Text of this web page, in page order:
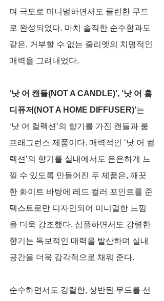
며 극도로 미니멀하면서도 클린한 무드
로 완성되었다. 마치 솔직한 순수함과도
같은, 거부할 수 없는 줄리엣의 치명적인
매력을 그려내었다.
‘낫 어 캔들(NOT A CANDLE)’, ‘낫 어 홈
디퓨저(NOT A HOME DIFFUSER)’는
‘낫 어 컬렉션’의 향기를 가진 캔들과 룸
프래그런스 제품이다. 매력적인 ‘낫 어 컬
렉션’의 향기를 실내에서도 은은하게 느
낄 수 있도록 만들어진 두 제품은, 깨끗
한 화이트 바탕에 레드 컬러 포인트를 준
텍스트로만 디자인되어 미니멀한 느낌
을 더욱 강조했다. 심플하면서도 강렬한
향기는 독보적인 매력을 발산하며 실내
공간을 더욱 감각적으로 채워 준다.
순수하면서도 강렬한, 상반된 무드를 선